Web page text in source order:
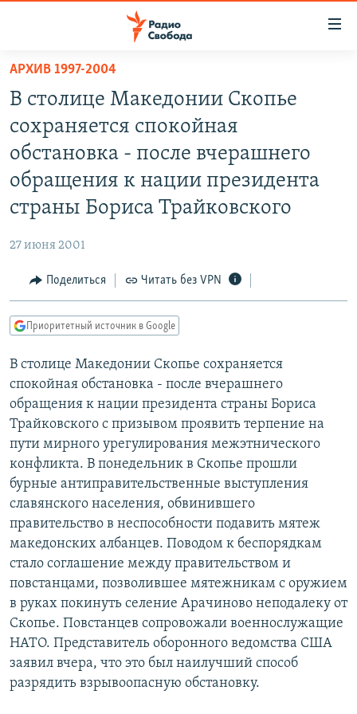
упрощенного
доступа
основному
содержанию
Вернутся
главной
Вернутся
поиску
АВТОРСКИЕ ПРОЕКТЫ
ЦИТАТЫ СВОБОДЫ
МНЕНИЯ
КАВКАЗ.РЕАЛИИ
СЕВЕР.РЕАЛИИ
РАСПИСАНИЕ ВЕЩАНИЯ
ПОДПИШИТЕСЬ НА РАССЫЛКУ
СОЦИАЛЬНЫЕ СЕТИ
Все сайты РСЕ/РС
АРХИВ 1997-2004
В столице Македонии Скопье
сохраняется спокойная
обстановка - после вчерашнего
обращения к нации президента
страны Бориса Трайковского
27 июня 2001
Поделиться Читать без VPN
Приоритетный источник в Google
В столице Македонии Скопье сохраняется
спокойная обстановка - после вчерашнего
обращения к нации президента страны Бориса
Трайковского с призывом проявить терпение на
пути мирного урегулирования межэтнического
конфликта. В понедельник в Скопье прошли
бурные антиправительственные выступления
славянского населения, обвинившего
правительство в неспособности подавить мятеж
македонских албанцев. Поводом к беспорядкам
стало соглашение между правительством и
повстанцами, позволившее мятежникам с оружием
в руках покинуть селение Арачиново неподалеку от
Скопье. Повстанцев сопровожали военнослужащие
НАТО. Представитель оборонного ведомства США
заявил вчера, что это был наилучший способ
разрядить взрывоопасную обстановку.